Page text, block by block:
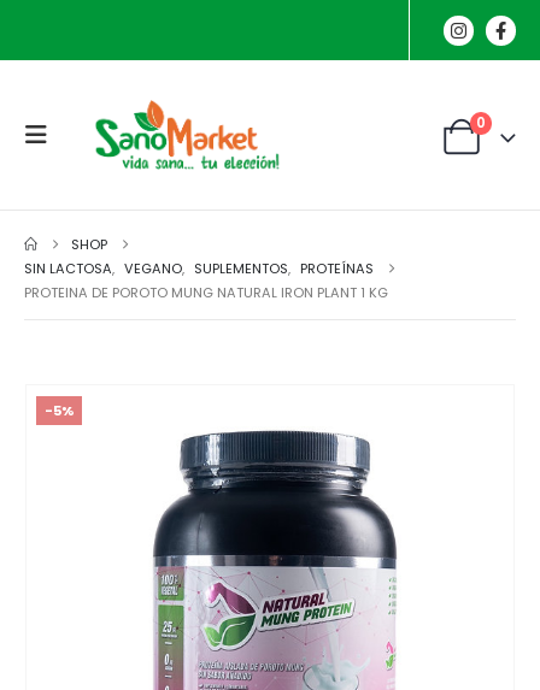
0
SHOP
SIN LACTOSA, VEGANO, SUPLEMENTOS, PROTEÍNAS
PROTEINA DE POROTO MUNG NATURAL IRON PLANT 1 KG
-5%